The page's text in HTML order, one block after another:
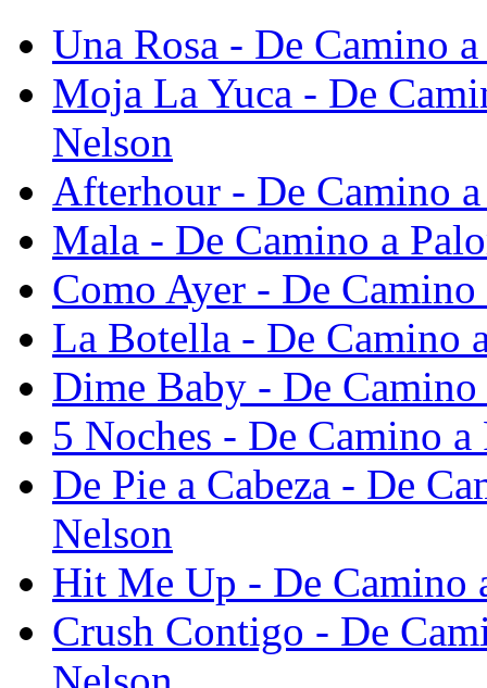
Una Rosa - De Camino
Moja La Yuca - De
Nelson
Afterhour - De Camino
Mala - De Camino a
Como Ayer - De
La Botella - De Camino
Dime Baby - De
5 Noches - De Camino
De Pie a Cabeza - De
Nelson
Hit Me Up - De Camino
Crush Contigo - De